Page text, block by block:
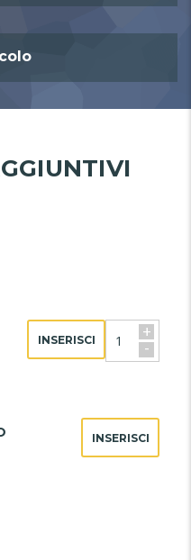
+
-
INSERISCI
INSERISCI